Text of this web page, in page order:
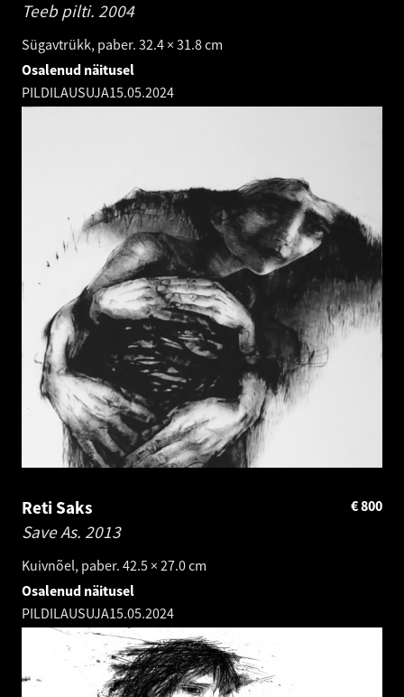
Teeb pilti. 2004
Sügavtrükk, paber. 32.4 × 31.8 cm
Osalenud näitusel
PILDILAUSUJA15.05.2024
Reti Saks
Save As. 2013
Kuivnõel, paber. 42.5 × 27.0 cm
800
€
Osalenud näitusel
PILDILAUSUJA15.05.2024